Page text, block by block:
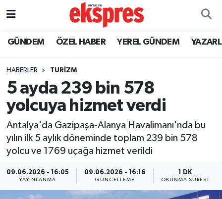
GÜNDEM ÖZEL HABER YEREL GÜNDEM
HABERLER TURİZM
5 ayda 239 bin 578
yolcuya hizmet verdi
Antalya'da Gazipaşa-Alanya Havalimanı'nda bu
yılın ilk 5 aylık döneminde toplam 239 bin 578
yolcu ve 1769 uçağa hizmet verildi
09.06.2026 - 16:05
YAYINLANMA
09.06.2026 - 16:16
GÜNCELLEME
1 DK
OKUNMA SÜRESI
ÖZEL HABER
YEREL GÜNDEM
EKONOMİ
KÜLTÜR - SANAT
SİYASET
Nöbetçi Eczaneler
Trafik Durumu
Süper Lig Puan Durumu ve Fikstür
Tüm Manşetler
Haber Arşivi